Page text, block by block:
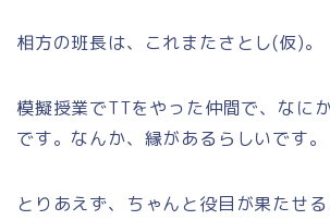
相方の班長は、これまたさとし(仮)。
模擬授業でTTをやった仲間で、なに
です。なんか、縁があるらしいです。
とりあえず、ちゃんと役目が果たせ